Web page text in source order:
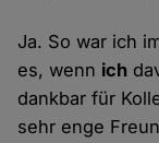
Ja. So war ich
es, wenn ich
dankbar für
sehr enge